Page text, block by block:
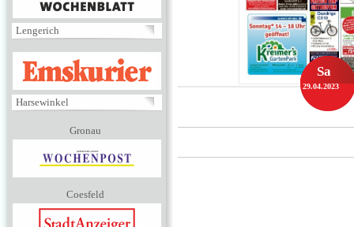
Lengerich
EMSKURIER
Harsewinkel
Gronau
Coesfeld
Sa
29.04.2023